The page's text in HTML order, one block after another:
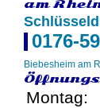
am
0176-
Biebesheim am
Montag: